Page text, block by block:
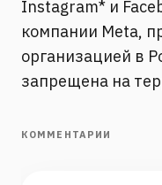
Instagram* и
компании Meta,
организацией в
запрещена на
КОММЕНТАРИИ